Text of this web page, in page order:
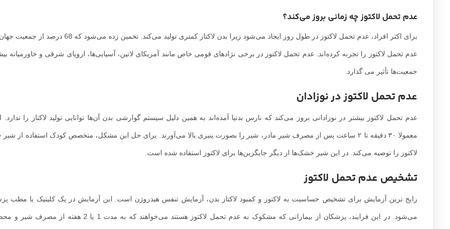
عدم تحمل لاکتوز چه زمانی بروز می‌کند؟
برای اکثر افراد، عدم تحمل لاکتوز در طول روز ایجاد می‌شود زیرا بدن لاکتاز کمتری تولید می‌کند.
عدم تحمل لاکتوز را تجربه کرده‌اند. عدم تحمل لاکتوز در برخی نژادهای قومی خاص مانند آمریکای لاتین، آسیایی‌ها، اروپای شرقی و خاورمیانه
جمعیت‌ها تأثیر می گذارد.
عدم تحمل لاکتوز در نوزادان
عدم تحمل لاکتوز بیشتر در نوزادانی بروز می‌کند که نارس بدنیا آمده‌‌‌اند به همین دلیل سیستم گوارشی بدن آن‌ها توانایی تولید لاکتاز را ندارد.
معمولا ۳۰ دقیقه تا ۲ ساعت پس از مصرف شیر مادر، شیر را بصورت پنیری بالا می‌آورند. برای حل این مشکل، متخصص کودک استفاده از
لاکتوز را توصیه می‌‌کند. در این شیر خشک‌ها از دیگر جایگزین‌ها برای لاکتوز استفاده شده است.
تشخیص عدم تحمل لاکتوز
رایج ترین آزمایش برای تشخیص حساسیت به لاکتوز و کمبود لاکتاز بدن، آزمایش تنفس هیدروژن است. این آزمایش در یک کلینیک یا مطب
می‌شود. در این فرایند، پزشکان از بیمارانی که مشکوک به عدم تحمل لاکتوز هستند می‌خواهند که به